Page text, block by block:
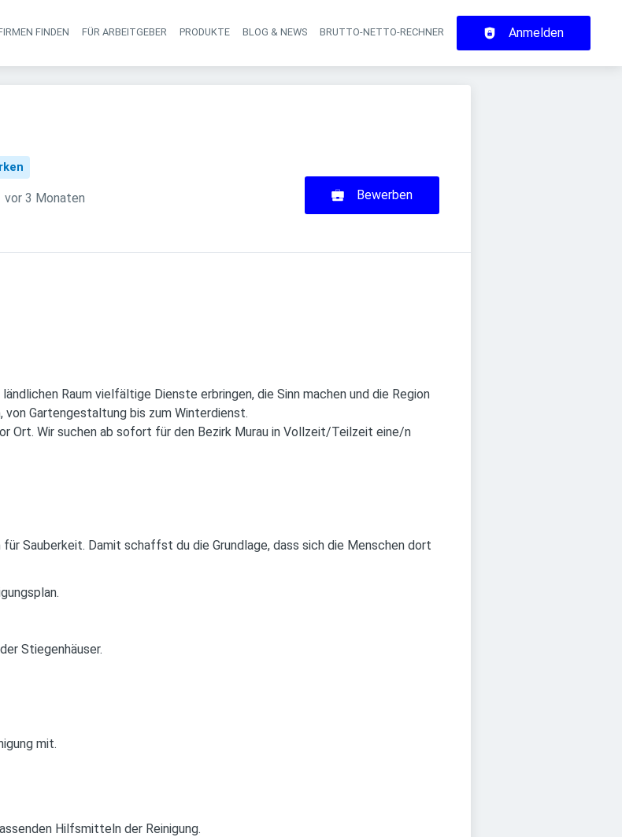
Haupt-Navigation
FINDEN FÜR ARBEITGEBER PRODUKTE BLOG & NEWS BRUTTO-NETTO-RECHNER Anmelden
:
vor 3 Monaten
Bewerben
Raum vielfältige Dienste erbringen, die Sinn machen und die Region
Gartengestaltung bis zum Winterdienst.
Ort. Wir suchen ab sofort für den Bezirk Murau in Vollzeit/Teilzeit eine/n
Sauberkeit. Damit schaffst du die Grundlage, dass sich die Menschen dort
Stiegenhäuser.
mit.
Hilfsmitteln der Reinigung.